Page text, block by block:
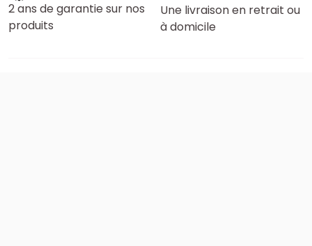
2 ans de garantie sur nos
produits
Une livraison en retrait ou
à domicile